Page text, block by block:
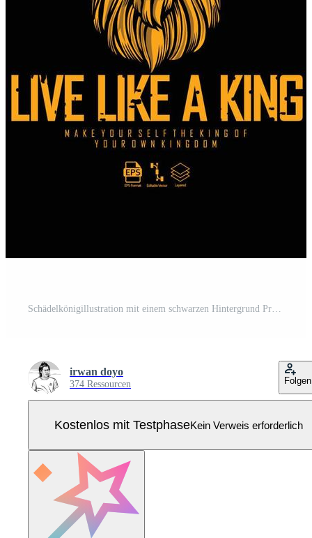
Schädelkönigillustration mit einem schwarzen Hintergrund Pro Vektor
irwan doyo
374 Ressourcen Folgen
Kostenlos mit TestphaseKein Verweis erforderlich